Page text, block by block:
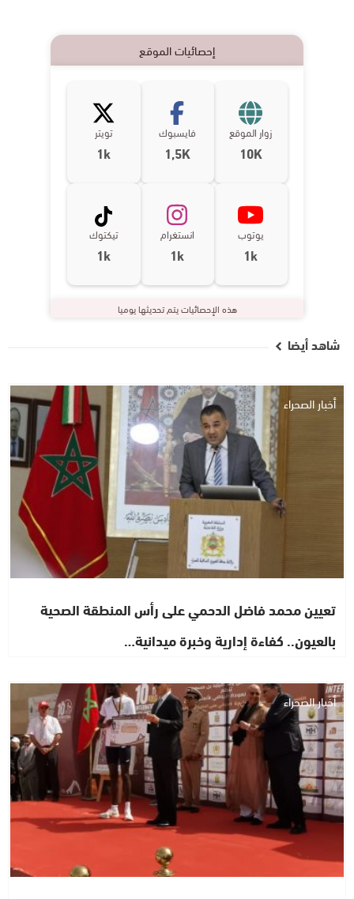
إحصائيات الموقع
زوار الموقع
10K
فايسبوك
1,5K
تويتر
1k
يوتوب
1k
انستغرام
1k
تيكتوك
1k
هذه الإحصائيات يتم تحديثها يوميا
شاهد أيضا
أخبار الصحراء
تعيين محمد فاضل الدحمي على رأس المنطقة الصحية
بالعيون.. كفاءة إدارية وخبرة ميدانية…
أخبار الصحراء